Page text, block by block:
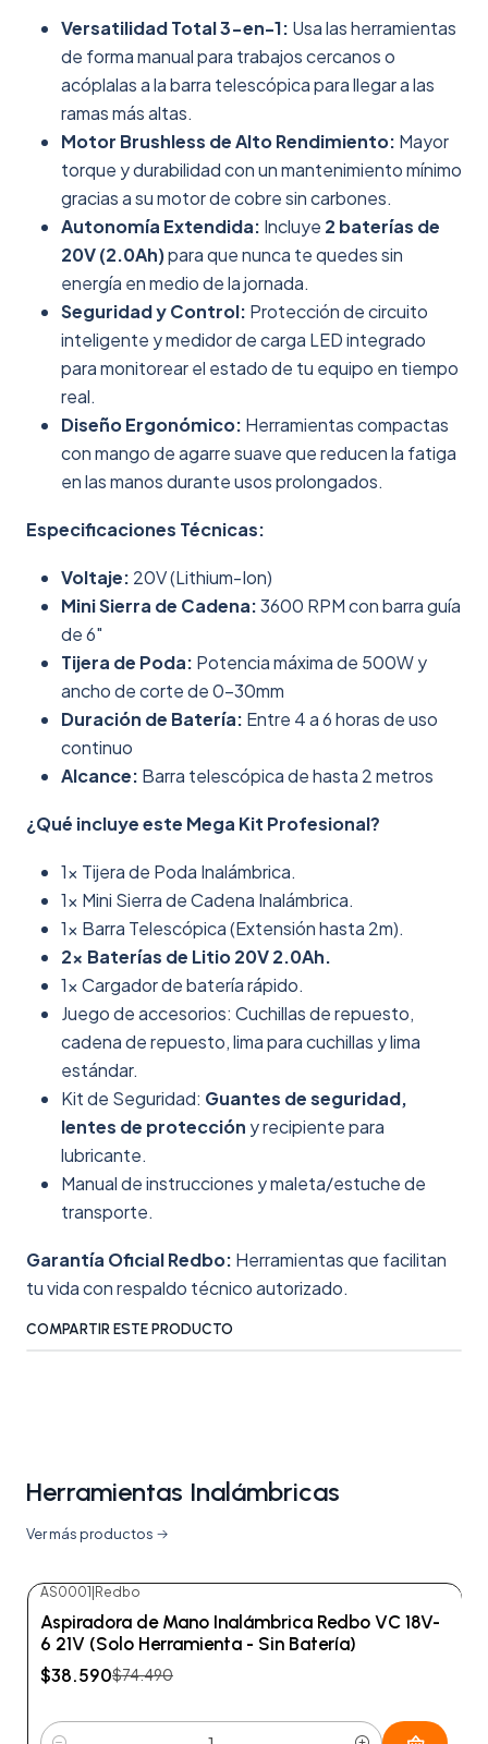
Versatilidad Total 3-en-1: Usa las herramientas
de forma manual para trabajos cercanos o
acóplalas a la barra telescópica para llegar a las
ramas más altas.
Motor Brushless de Alto Rendimiento: Mayor
torque y durabilidad con un mantenimiento mínimo
gracias a su motor de cobre sin carbones.
Autonomía Extendida: Incluye 2 baterías de
20V (2.0Ah)para que nunca te quedes sin
energía en medio de la jornada.
Seguridad y Control: Protección de circuito
inteligente y medidor de carga LED integrado
para monitorear el estado de tu equipo en tiempo
real.
Diseño Ergonómico: Herramientas compactas
con mango de agarre suave que reducen la fatiga
en las manos durante usos prolongados.
Especificaciones Técnicas:
Voltaje: 20V (Lithium-Ion)
Mini Sierra de Cadena:3600 RPM con barra guía
de 6"
Tijera de Poda: Potencia máxima de 500W y
ancho de corte de 0-30mm
Duración de Batería: Entre 4 a 6 horas de uso
continuo
Alcance: Barra telescópica de hasta 2 metros
¿Qué incluye este Mega Kit Profesional?
1x Tijera de Poda Inalámbrica.
1x Mini Sierra de Cadena Inalámbrica.
1x Barra Telescópica (Extensión hasta 2m).
2x Baterías de Litio 20V 2.0Ah.
1x Cargador de batería rápido.
Juego de accesorios: Cuchillas de repuesto,
cadena de repuesto, lima para cuchillas y lima
estándar.
Kit de Seguridad: Guantes de seguridad,
lentes de protección y recipiente para
lubricante.
Manual de instrucciones y maleta/estuche de
transporte.
Garantía Oficial Redbo: Herramientas que facilitan
tu vida con respaldo técnico autorizado.
COMPARTIR ESTE PRODUCTO
Herramientas Inalámbricas
Ver más productos
AS0001 Redbo
Aspiradora de Mano Inalámbrica Redbo VC 18V-
6 21V (Solo Herramienta - Sin Batería)
$38.590$74.490